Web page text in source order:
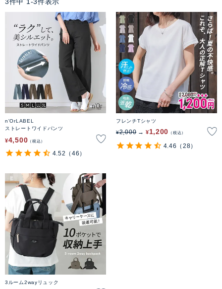
n'OrLABEL
ストレートワイドパンツ
¥4,500 税込
4.52 （46）
フレンチTシャツ
¥2,000 ¥1,200 税込
4.46 （28）
3ルーム2wayリュック